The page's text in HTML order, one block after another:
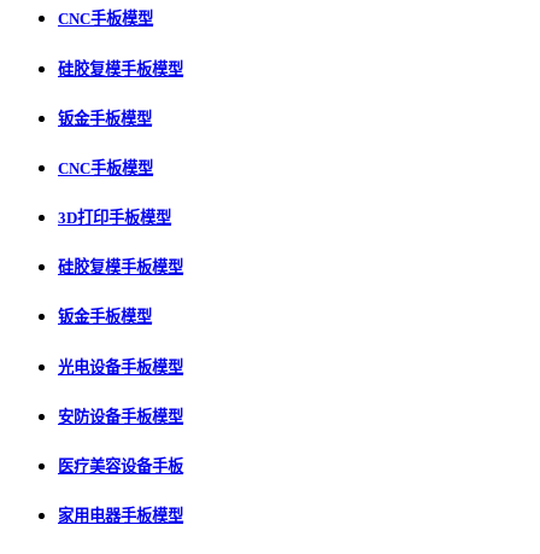
CNC手板模型
硅胶复模手板模型
钣金手板模型
CNC手板模型
3D打印手板模型
硅胶复模手板模型
钣金手板模型
光电设备手板模型
安防设备手板模型
医疗美容设备手板
家用电器手板模型